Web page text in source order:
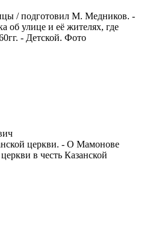
/ подготовил М. Медников. -
улице и её жителях, где
- Детской. Фото
церкви. - О Мамонове
в честь Казанской